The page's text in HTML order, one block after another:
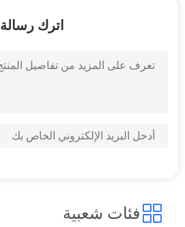
اترك رسالة
فئات شعبية